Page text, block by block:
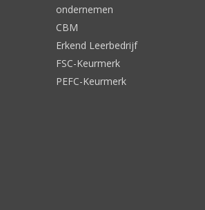
ondernemen
CBM
Erkend Leerbedrijf
FSC-Keurmerk
PEFC-Keurmerk